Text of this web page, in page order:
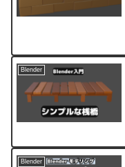
Blender
Blender